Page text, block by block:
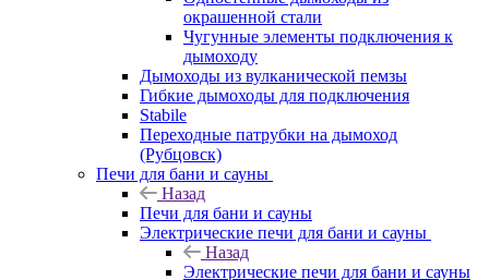
окрашенной стали
Чугунные элементы подключения к
дымоходу
Дымоходы из вулканической пемзы
Гибкие дымоходы для подключения
Stabile
Переходные патрубки на дымоход
(Рубцовск)
Печи для бани и сауны
Назад
Печи для бани и сауны
Электрические печи для бани и сауны
Назад
Электрические печи для бани и сауны